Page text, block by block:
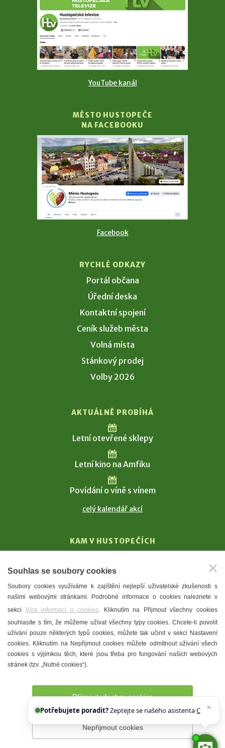
YouTube kanál
MĚSTO HUSTOPEČE
NA FACEBOOKU
Facebook
RYCHLÉ ODKAZY
Portál občana
Úřední deska
Kontaktní spojení
Ceník služeb města
Volná místa
Stánkový prodej
Volby 2026
AKTUÁLNĚ PROBÍHÁ
Letní otevřené sklepy
Letní kino na Amfiku
Povídání o víně s vínem
celý kalendář akcí
KAM V HUSTOPEČÍCH
T. G. Masaryk
Mandloně
Ubytování
Restaurace
Městské muzeum a galerie
Denní meníčka
Prohlášení o přístupnosti Správce webu
Souhlas se soubory cookies
Soubory cookies využíváme k zajištění nejlepší uživatelské zkušenosti s
našimi webovými stránkami. Podrobné informace o cookies naleznete v
sekci Více informací o cookies. Kliknutím na Přijmout všechny cookies
souhlasíte s tím, že můžeme užívat všechny typy cookies. Chcete-li povolit
užívání pouze některých typů cookies, můžete tak učinit v sekci Nastavení
cookies. Kliknutím na Nepřijmout cookies můžete odmítnout užívání všech
cookies s výjimkou těch, které jsou třeba pro fungování našich webových
stránek (tzv. „Nutné cookies“).
Přijmout všechny cookies
Nepřijmout cookies
Chettyho.